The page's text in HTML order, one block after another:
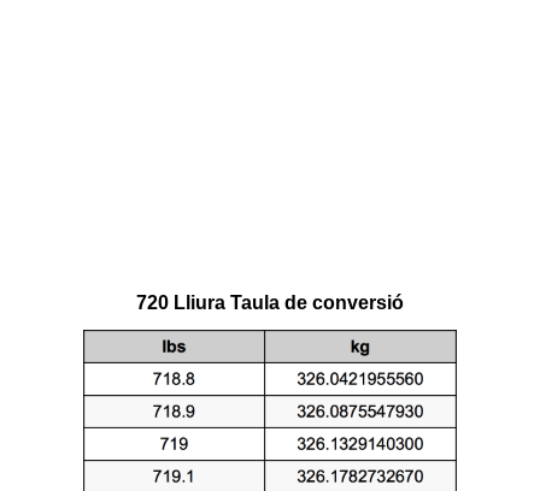
720 Lliura Taula de conversió